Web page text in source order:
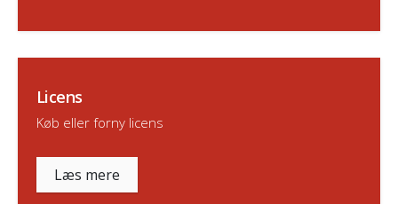
Licens
Køb eller forny licens
Læs mere